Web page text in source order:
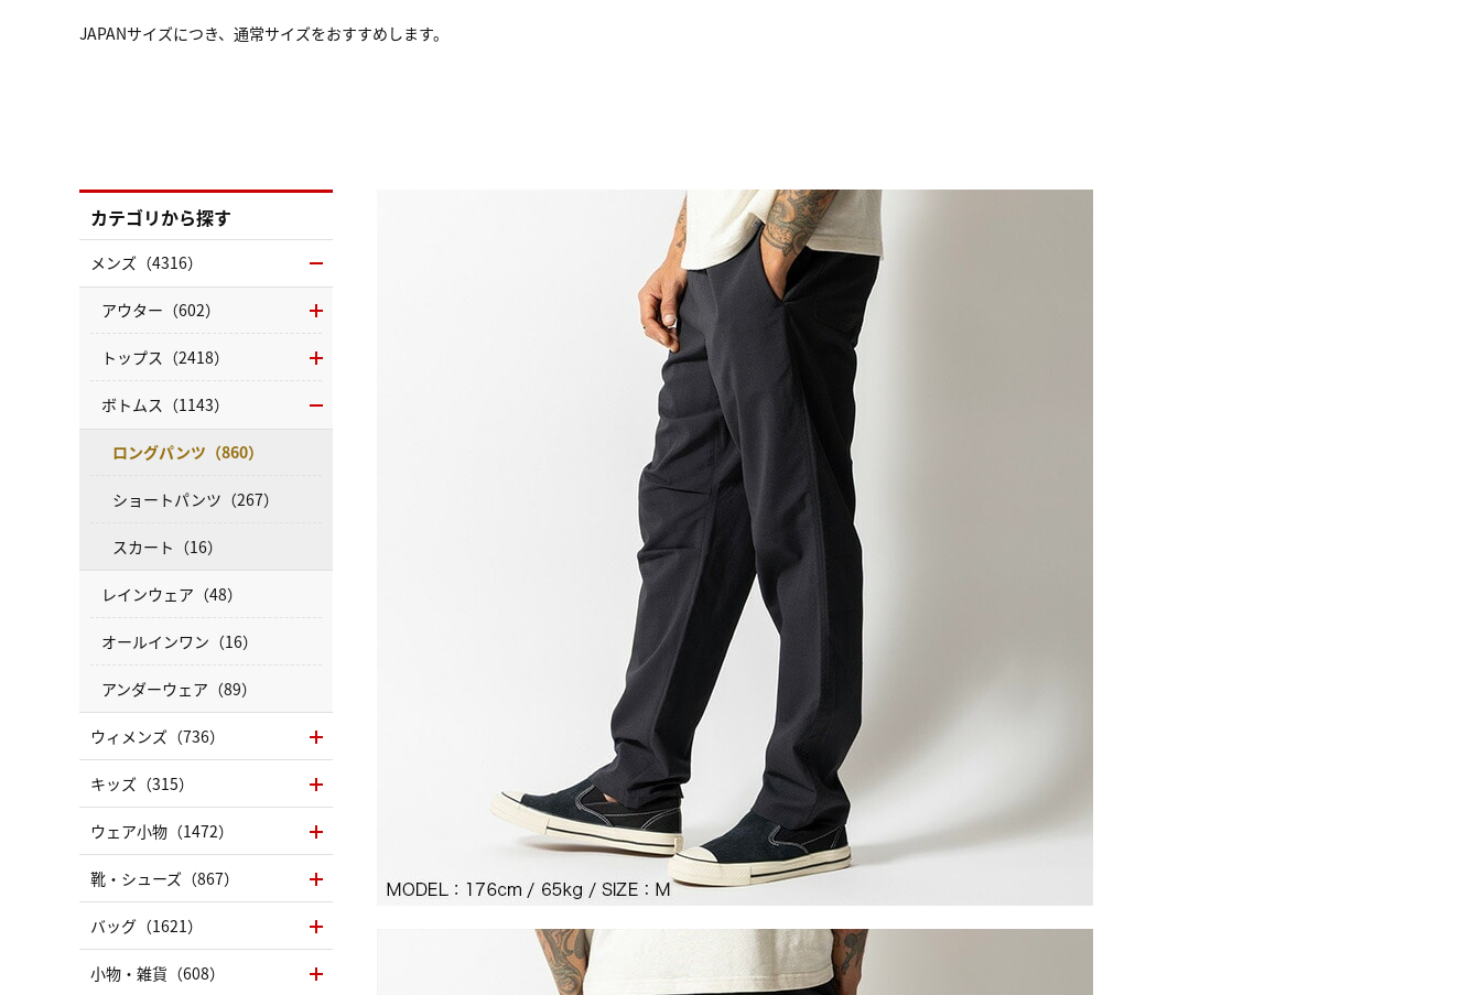
JAPANサイズにつき、通常サイズをおすすめします。
カテゴリから探す
メンズ（4316）
アウター（602）
トップス（2418）
ボトムス（1143）
ロングパンツ（860）
ショートパンツ（267）
スカート（16）
レインウェア（48）
オールインワン（16）
アンダーウェア（89）
ウィメンズ（736）
キッズ（315）
ウェア小物（1472）
靴・シューズ（867）
バッグ（1621）
小物・雑貨（608）